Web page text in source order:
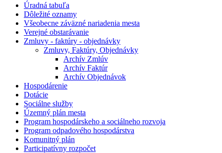
Úradná tabuľa
Dôležité oznamy
Všeobecne záväzné nariadenia mesta
Verejné obstarávanie
Zmluvy - faktúry - objednávky
Zmluvy, Faktúry, Objednávky
Archív Zmlúv
Archív Faktúr
Archív Objednávok
Hospodárenie
Dotácie
Sociálne služby
Územný plán mesta
Program hospodárskeho a sociálneho rozvoja
Program odpadového hospodárstva
Komunitný plán
Participatívny rozpočet